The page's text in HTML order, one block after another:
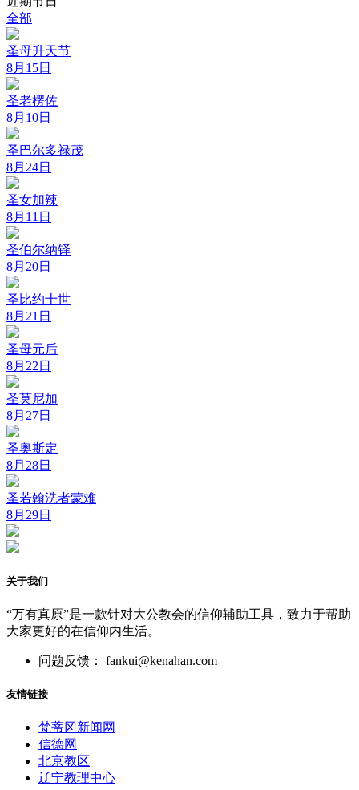
全部
圣母升天节
8月15日
圣老楞佐
8月10日
圣巴尔多禄茂
8月24日
圣女加辣
8月11日
圣伯尔纳铎
8月20日
圣比约十世
8月21日
圣母元后
8月22日
圣莫尼加
8月27日
圣奥斯定
8月28日
圣若翰洗者蒙难
8月29日
关于我们
“万有真原”是一款针对大公教会的信仰辅助工具，致力于帮助
大家更好的在信仰内生活。
问题反馈： fankui@kenahan.com
友情链接
梵蒂冈新闻网
信德网
北京教区
辽宁教理中心